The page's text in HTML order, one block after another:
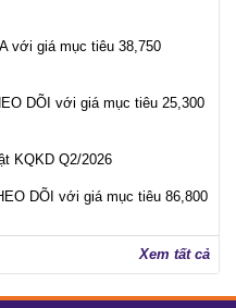
với giá mục tiêu 38,750
DÕI với giá mục tiêu 25,300
KQKD Q2/2026
DÕI với giá mục tiêu 86,800
Xem tất cả